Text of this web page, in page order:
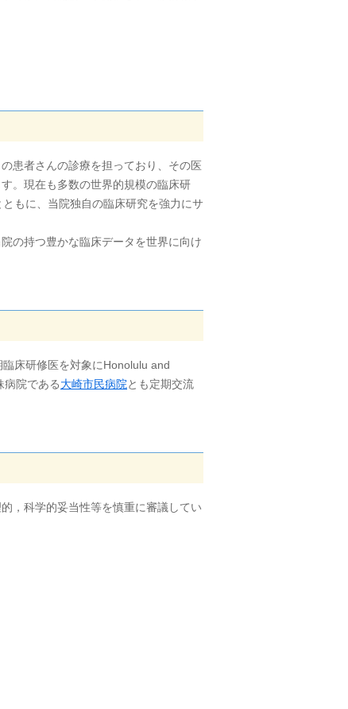
患者さんの診療を担っており、その医
。現在も多数の世界的規模の臨床研
もに、当院独自の臨床研究を強力にサ
の持つ豊かな臨床データを世界に向け
床研修医を対象にHonolulu and
病院である大崎市民病院とも定期交流
，科学的妥当性等を慎重に審議してい